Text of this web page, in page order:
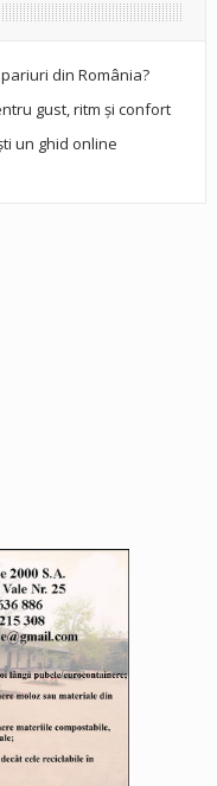
din România?
gust, ritm și confort
un ghid online